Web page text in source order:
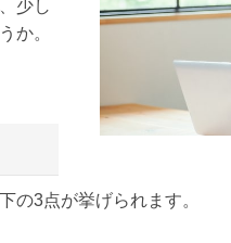
少し
か。
の3点が挙げられます。